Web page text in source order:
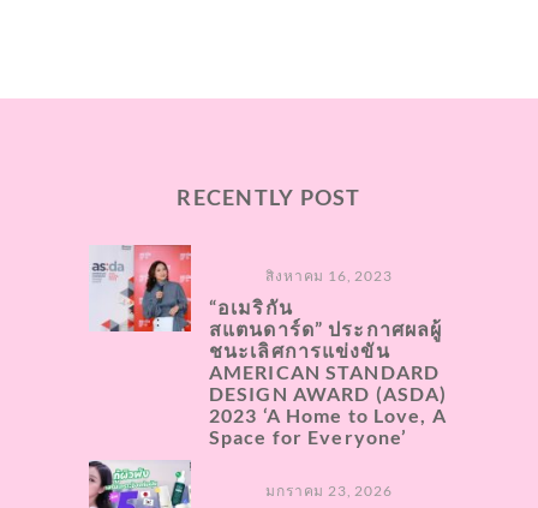
RECENTLY POST
สิงหาคม 16, 2023
“อเมริกัน
สแตนดาร์ด” ประกาศผลผู้
ชนะเลิศการแข่งขัน
AMERICAN STANDARD
DESIGN AWARD (ASDA)
2023 ‘A Home to Love, A
Space for Everyone’
มกราคม 23, 2026